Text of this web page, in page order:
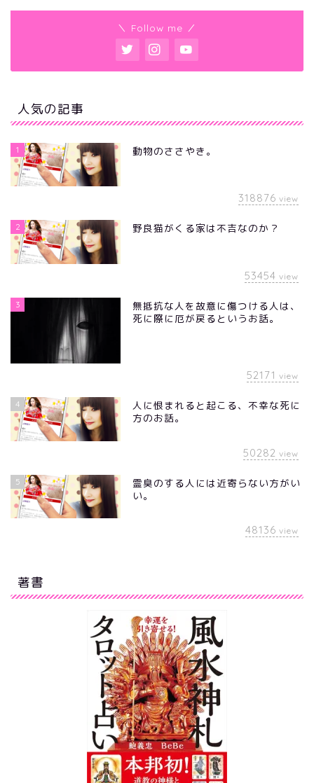
＼ Follow me ／
人気の記事
1 動物のささやき。
318876 view
2 野良猫がくる家は不吉なのか？
53454 view
3
無抵抗な人を故意に傷つける人は、
死に際に厄が戻るというお話。
52171 view
4
人に恨まれると起こる、不幸な死に
方のお話。
50282 view
5
霊臭のする人には近寄らない方がい
い。
48136 view
著書